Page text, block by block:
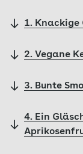
1. Knackige
2. Vegane
3. Bunte
4. Ein